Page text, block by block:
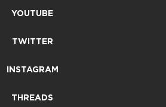
YOUTUBE
TWITTER
INSTAGRAM
THREADS